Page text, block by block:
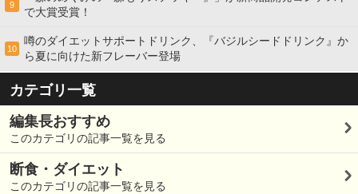
9
で大賞受賞！
10
噂のダイエットサポートドリンク、『バジルシードドリンク』か
ら夏に向けた新フレーバー登場
カテゴリ一覧
編集長おすすめ
このカテゴリの記事一覧を見る
断食・ダイエット
このカテゴリの記事一覧を見る